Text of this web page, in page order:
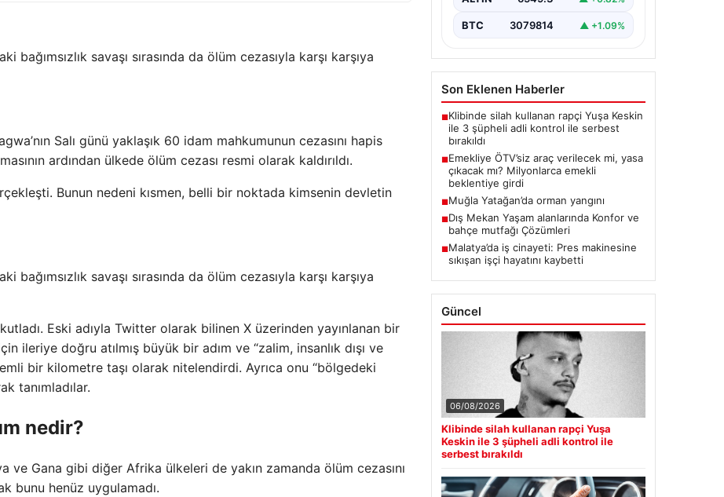
bağımsızlık savaşı sırasında da ölüm cezasıyla karşı karşıya
Salı günü yaklaşık 60 idam mahkumunun cezasını hapis
ardından ülkede ölüm cezası resmi olarak kaldırıldı.
Bunun nedeni kısmen, belli bir noktada kimsenin devletin
bağımsızlık savaşı sırasında da ölüm cezasıyla karşı karşıya
Eski adıyla Twitter olarak bilinen X üzerinden yayınlanan bir
ileriye doğru atılmış büyük bir adım ve “zalim, insanlık dışı ve
bir kilometre taşı olarak nitelendirdi. Ayrıca onu “bölgedeki
tanımladılar.
nedir?
ve Gana gibi diğer Afrika ülkeleri de yakın zamanda ölüm cezasını
bunu henüz uygulamadı.
BTC 3079814 ▲ +1.09%
Son Eklenen Haberler
■Klibinde silah kullanan rapçi Yuşa Keskin
ile 3 şüpheli adli kontrol ile serbest
bırakıldı
■Emekliye ÖTV’siz araç verilecek mi, yasa
çıkacak mı? Milyonlarca emekli
beklentiye girdi
■Muğla Yatağan’da orman yangını
■Dış Mekan Yaşam alanlarında Konfor ve
bahçe mutfağı Çözümleri
■Malatya’da iş cinayeti: Pres makinesine
sıkışan işçi hayatını kaybetti
Güncel
06/08/2026
Klibinde silah kullanan rapçi Yuşa
Keskin ile 3 şüpheli adli kontrol ile
serbest bırakıldı